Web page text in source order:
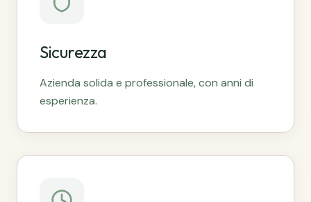
Sicurezza
Azienda solida e professionale, con anni di
esperienza.